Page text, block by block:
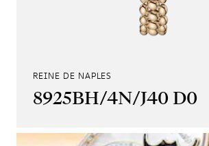
REINE DE NAPLES
8925BH/4N/J40 D0